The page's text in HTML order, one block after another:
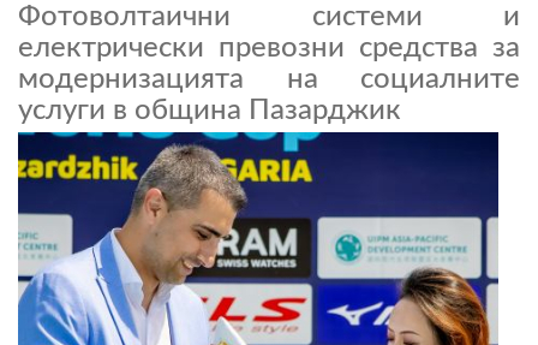
Фотоволтаични системи и
електрически превозни средства за
модернизацията на социалните
услуги в община Пазарджик